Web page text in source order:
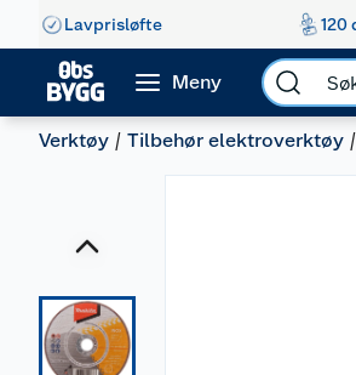
Lavprisløfte 120
Meny
Verktøy Tilbehør elektroverktøy